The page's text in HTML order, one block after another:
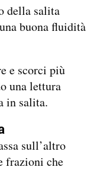
della salita
buona fluidità
e scorci più
una lettura
in salita.
sull’altro
frazioni che